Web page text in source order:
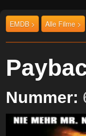
EMDB > Alle Filme >
Nummer: